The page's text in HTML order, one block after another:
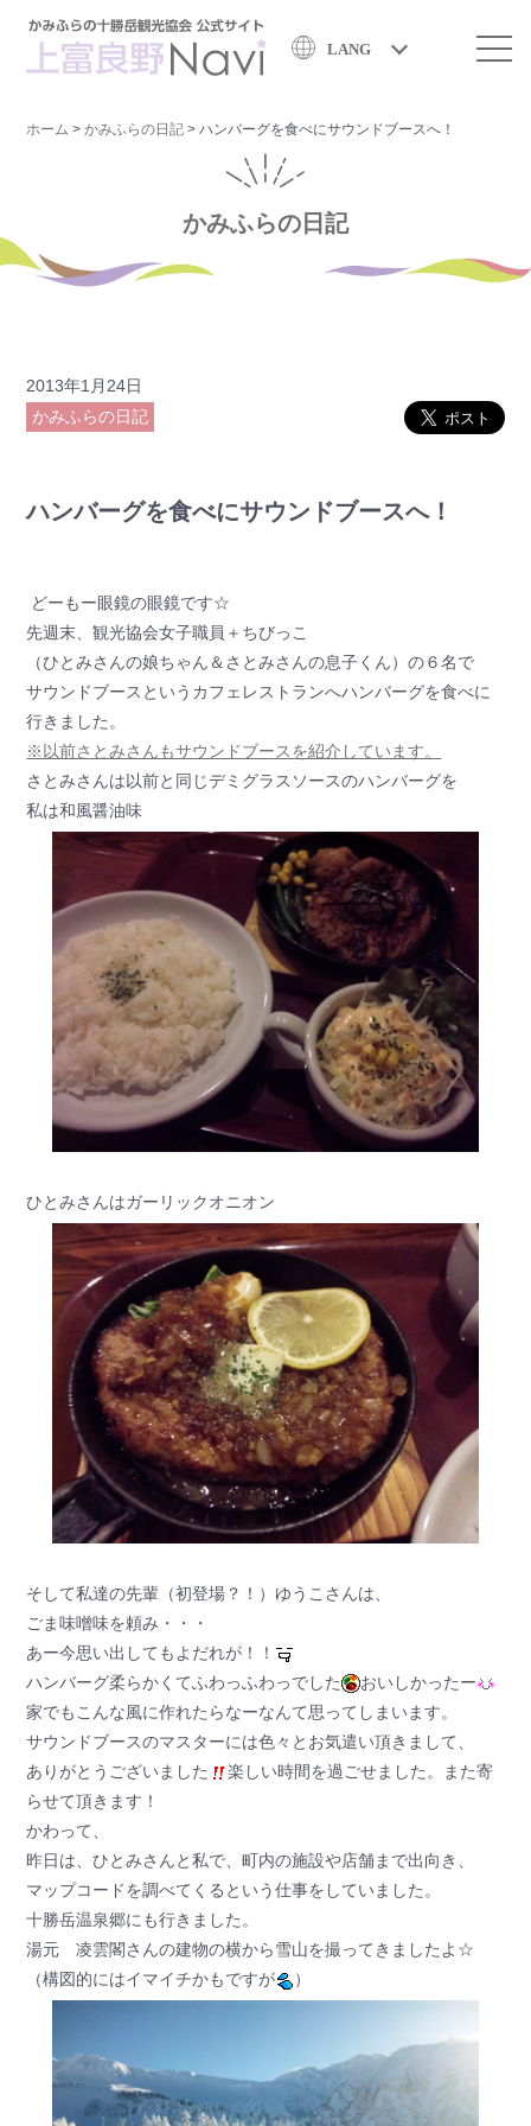
LANG
ホーム >かみふらの日記 >ハンバーグを食べにサウンドブースへ！
かみふらの日記
2013年1月24日
かみふらの日記
ハンバーグを食べにサウンドブースへ！
どーもー眼鏡の眼鏡です☆
先週末、観光協会女子職員＋ちびっこ
（ひとみさんの娘ちゃん＆さとみさんの息子くん）の６名で
サウンドブースというカフェレストランへハンバーグを食べに
行きました。
※以前さとみさんもサウンドブースを紹介しています。
さとみさんは以前と同じデミグラスソースのハンバーグを
私は和風醤油味
ひとみさんはガーリックオニオン
そして私達の先輩（初登場？！）ゆうこさんは、
ごま味噌味を頼み・・・
あー今思い出してもよだれが！！
ハンバーグ柔らかくてふわっふわっでした
おいしかったー
家でもこんな風に作れたらなーなんて思ってしまいます。
サウンドブースのマスターには色々とお気遣い頂きまして、
ありがとうございました
楽しい時間を過ごせました。また寄
らせて頂きます！
かわって、
昨日は、ひとみさんと私で、町内の施設や店舗まで出向き、
マップコードを調べてくるという仕事をしていました。
十勝岳温泉郷にも行きました。
湯元 凌雲閣さんの建物の横から雪山を撮ってきましたよ☆
（構図的にはイマイチかもですが
）